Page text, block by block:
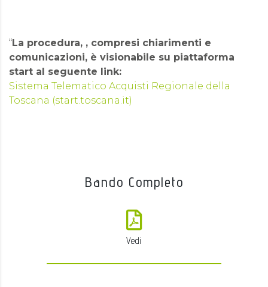
“La procedura, , compresi chiarimenti e
comunicazioni, è visionabile su piattaforma
start al seguente link:
Sistema Telematico Acquisti Regionale della
Toscana (start.toscana.it)
Bando Completo
Vedi